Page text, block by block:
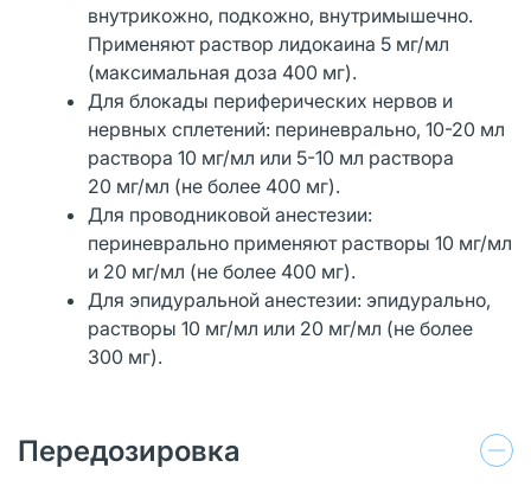
внутрикожно, подкожно, внутримышечно.
Применяют раствор лидокаина 5 мг/мл
(максимальная доза 400 мг).
Для блокады периферических нервов и
нервных сплетений: периневрально, 10-20 мл
раствора 10 мг/мл или 5-10 мл раствора
20 мг/мл (не более 400 мг).
Для проводниковой анестезии:
периневрально применяют растворы 10 мг/мл
и 20 мг/мл (не более 400 мг).
Для эпидуральной анестезии: эпидурально,
растворы 10 мг/мл или 20 мг/мл (не более
300 мг).
Передозировка